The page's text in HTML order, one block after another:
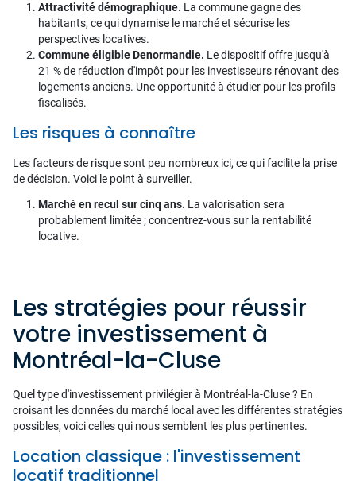
Attractivité démographique. La commune gagne des
habitants, ce qui dynamise le marché et sécurise les
perspectives locatives.
Commune éligible Denormandie. Le dispositif offre jusqu'à
21 % de réduction d'impôt pour les investisseurs rénovant des
logements anciens. Une opportunité à étudier pour les profils
fiscalisés.
Les risques à connaître
Les facteurs de risque sont peu nombreux ici, ce qui facilite la prise
de décision. Voici le point à surveiller.
Marché en recul sur cinq ans. La valorisation sera
probablement limitée ; concentrez-vous sur la rentabilité
locative.
Les stratégies pour réussir
votre investissement à
Montréal-la-Cluse
Quel type d'investissement privilégier à Montréal-la-Cluse ? En
croisant les données du marché local avec les différentes stratégies
possibles, voici celles qui nous semblent les plus pertinentes.
Location classique : l'investissement
locatif traditionnel